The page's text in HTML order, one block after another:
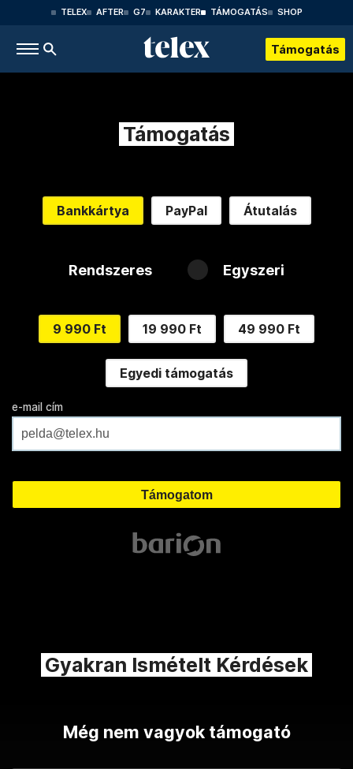
TELEX AFTER G7 KARAKTER TÁMOGATÁS SHOP
Támogatás
Támogatás
Bankkártya PayPal Átutalás
Rendszeres Egyszeri
9 990 Ft 19 990 Ft 49 990 Ft
Egyedi támogatás
e-mail cím
Gyakran Ismételt Kérdések
Még nem vagyok támogató